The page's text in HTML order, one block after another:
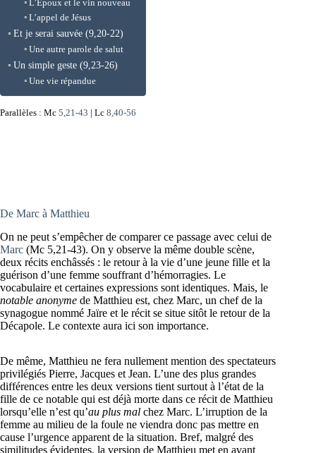
L’Époux et le vin nouveau
L’appel de Jésus
Et je serai sauvée (9,20-22)
Une autre parole de salut
Un simple geste (9,23-26)
Une vie répandue
Parallèles : Mc 5,21-43 | Lc 8,40-56
De Marc à Matthieu
On ne peut s’empêcher de comparer ce passage avec celui de
Marc (Mc 5,21-43). On y observe la même double scène,
deux récits enchâssés : le retour à la vie d’une jeune fille et la
guérison d’une femme souffrant d’hémorragies. Le
vocabulaire et certaines expressions sont identiques. Mais, le
notable anonyme de Matthieu est, chez Marc, un chef de la
synagogue nommé Jaïre et le récit se situe sitôt le retour de la
Décapole. Le contexte aura ici son importance.
De même, Matthieu ne fera nullement mention des spectateurs
privilégiés Pierre, Jacques et Jean. L’une des plus grandes
différences entre les deux versions tient surtout à l’état de la
fille de ce notable qui est déjà morte dans ce récit de Matthieu
lorsqu’elle n’est qu’au plus mal chez Marc. L’irruption de la
femme au milieu de la foule ne viendra donc pas mettre en
cause l’urgence apparent de la situation. Bref, malgré des
similitudes évidentes, la version de Matthieu met en avant